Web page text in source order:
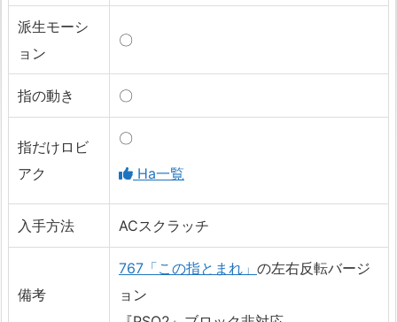
派生モーシ
ョン
〇
指の動き 〇
指だけロビ
アク
〇
Ha一覧
入手方法 ACスクラッチ
備考
767「この指とまれ」 の左右反転バージ
ョン